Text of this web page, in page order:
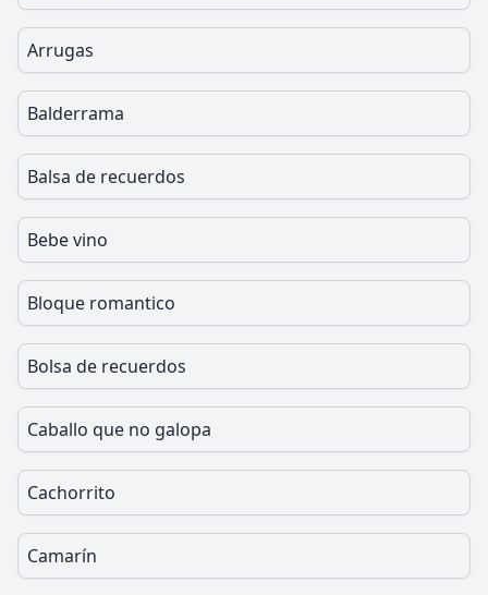
Arrugas
Balderrama
Balsa de recuerdos
Bebe vino
Bloque romantico
Bolsa de recuerdos
Caballo que no galopa
Cachorrito
Camarín